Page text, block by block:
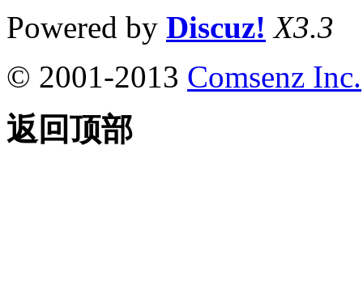
Powered by Discuz! X3.3
© 2001-2013 Comsenz Inc.
返回顶部